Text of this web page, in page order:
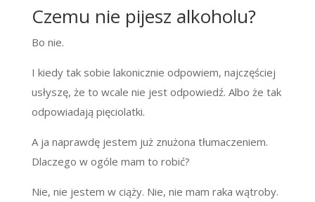
Czemu nie pijesz alkoholu?
Bo nie.
I kiedy tak sobie lakonicznie odpowiem, najczęściej
usłyszę, że to wcale nie jest odpowiedź. Albo że tak
odpowiadają pięciolatki.
A ja naprawdę jestem już znużona tłumaczeniem.
Dlaczego w ogóle mam to robić?
Nie, nie jestem w ciąży. Nie, nie mam raka wątroby.